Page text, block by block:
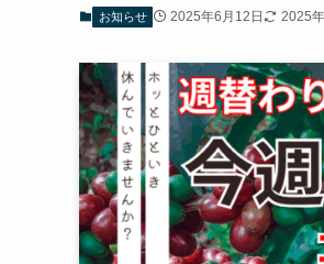
お知らせ 2025年6月12日 2025